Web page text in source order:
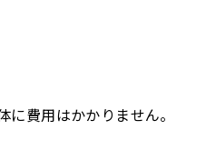
費用はかかりません。